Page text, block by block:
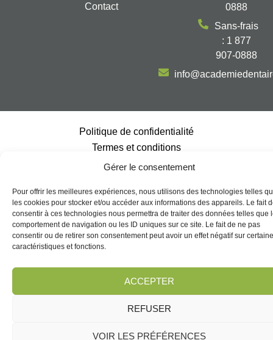
Gérer le consentement
Pour offrir les meilleures expériences, nous utilisons des technologies telles
les cookies pour stocker et/ou accéder aux informations des appareils. Le fait
consentir à ces technologies nous permettra de traiter des données telles que
comportement de navigation ou les ID uniques sur ce site. Le fait de ne pas
consentir ou de retirer son consentement peut avoir un effet négatif sur
caractéristiques et fonctions.
ACCEPTER
REFUSER
VOIR LES PRÉFÉRENCES
Contact
0888
Sans-frais
: 1 877
907-0888
Politique de confidentialité
Termes et conditions
Politique de témoins (CA)
@2026, Tous droits réservés | Académie Dentaire Multidisciplinaire |
Propulsé par